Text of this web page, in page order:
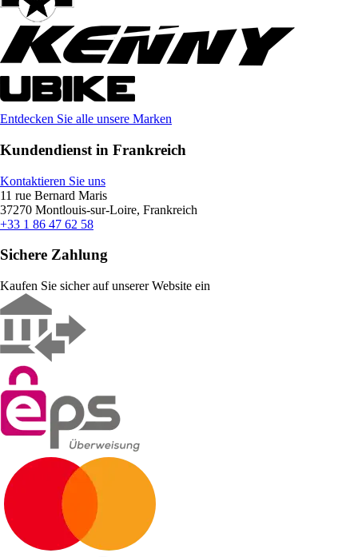
Entdecken Sie alle unsere Marken
Kundendienst in Frankreich
Kontaktieren Sie uns
11 rue Bernard Maris
37270 Montlouis-sur-Loire, Frankreich
+33 1 86 47 62 58
Sichere Zahlung
Kaufen Sie sicher auf unserer Website ein